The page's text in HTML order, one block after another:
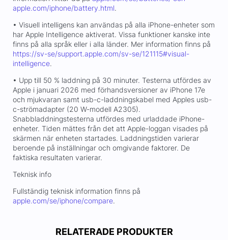
apple.com/iphone/battery.html.
• Visuell intelligens kan användas på alla iPhone-enheter som
har Apple Intelligence aktiverat. Vissa funktioner kanske inte
finns på alla språk eller i alla länder. Mer information finns på
https://sv-se/support.apple.com/sv-se/121115#visual-
intelligence.
• Upp till 50 % laddning på 30 minuter. Testerna utfördes av
Apple i januari 2026 med förhandsversioner av iPhone 17e
och mjukvaran samt usb-c-laddningskabel med Apples usb-
c-strömadapter (20 W-modell A2305).
Snabbladdningstesterna utfördes med urladdade iPhone-
enheter. Tiden mättes från det att Apple-loggan visades på
skärmen när enheten startades. Laddningstiden varierar
beroende på inställningar och omgivande faktorer. De
faktiska resultaten varierar.
Teknisk info
Fullständig teknisk information finns på
apple.com/se/iphone/compare.
RELATERADE PRODUKTER